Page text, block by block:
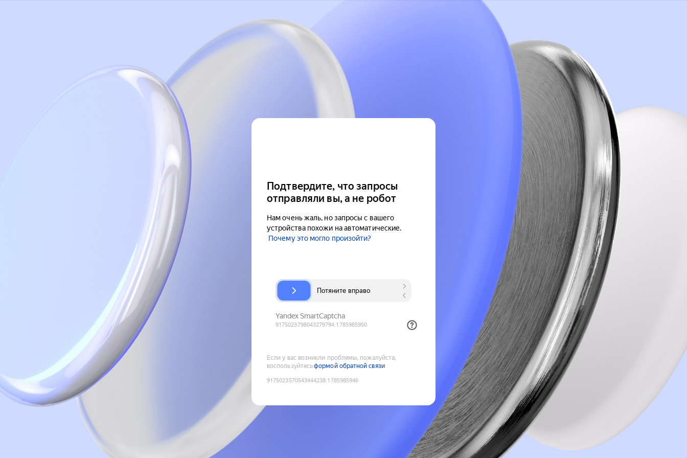
Подтвердите, что запросы
отправляли вы, а не робот
Нам очень жаль, но запросы с вашего
устройства похожи на автоматические.
Почему это могло произойти?
Если у вас возникли проблемы, пожалуйста,
воспользуйтесьформой обратной связи
9175023570543444238:1785985946